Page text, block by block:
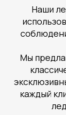
Наши
Мы
каждый